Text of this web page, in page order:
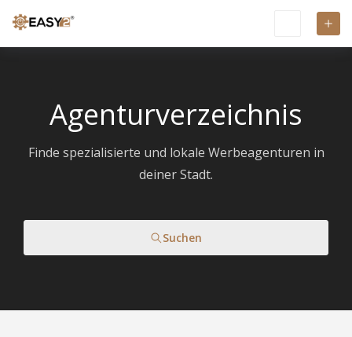
Agenturverzeichnis
Finde spezialisierte und lokale Werbeagenturen in
deiner Stadt.
Suchen